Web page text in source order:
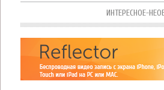
ИНТЕРЕСНОЕ-